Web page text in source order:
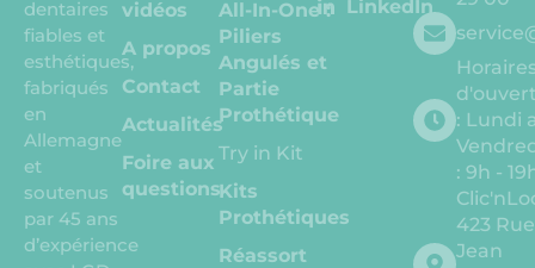
dentaires
fiables et
esthétiques,
fabriqués
en
Allemagne
et
soutenus
par 45 ans
d’expérience
vidéos
A propos
Contact
Actualités
Foire aux
questions
All-In-One :
Piliers
Angulés et
Partie
Prothétique
Try in Kit
Kits
Prothétiques
Réassort
LinkedIn
: Lundi
: 9h -
423 Rue
Jean